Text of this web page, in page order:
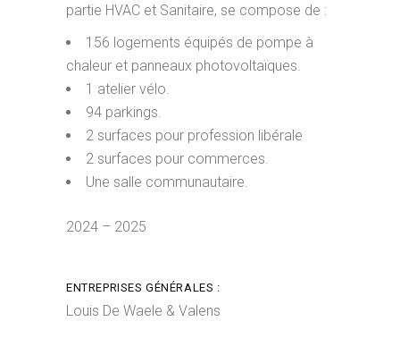
partie HVAC et Sanitaire, se compose de :
156 logements équipés de pompe à
chaleur et panneaux photovoltaïques.
1 atelier vélo.
94 parkings.
2 surfaces pour profession libérale
2 surfaces pour commerces.
Une salle communautaire.
2024 – 2025
ENTREPRISES GÉNÉRALES :
Louis De Waele & Valens